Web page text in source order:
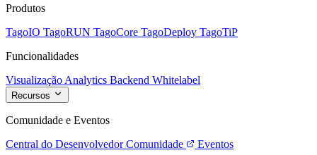
Produtos
TagoIO TagoRUN TagoCore TagoDeploy TagoTiP
Funcionalidades
Visualização Analytics Backend Whitelabel
Recursos
Comunidade e Eventos
Central do Desenvolvedor Comunidade
Eventos